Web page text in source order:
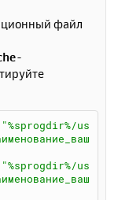
файл
"%sprogdir%/us
"%sprogdir%/us